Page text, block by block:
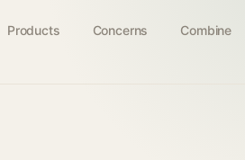
Products Concerns Combine